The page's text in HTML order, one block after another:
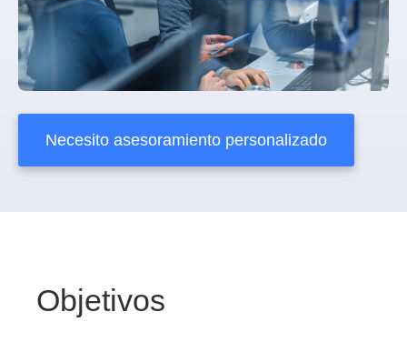
Necesito asesoramiento personalizado
Objetivos